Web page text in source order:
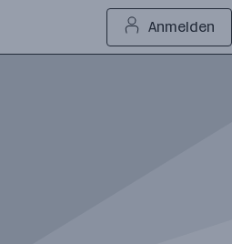
Anmelden